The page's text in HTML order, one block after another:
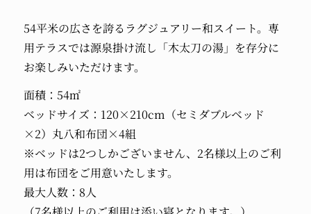
54平米の広さを誇るラグジュアリー和スイート。専
用テラスでは源泉掛け流し「木太刀の湯」を存分に
お楽しみいただけます。
面積：54㎡
ベッドサイズ：120×210cm（セミダブルベッド
×2）丸八和布団×4組
※ベッドは2つしかございません、2名様以上のご利
用は布団をご用意いたします。
最大人数：8人